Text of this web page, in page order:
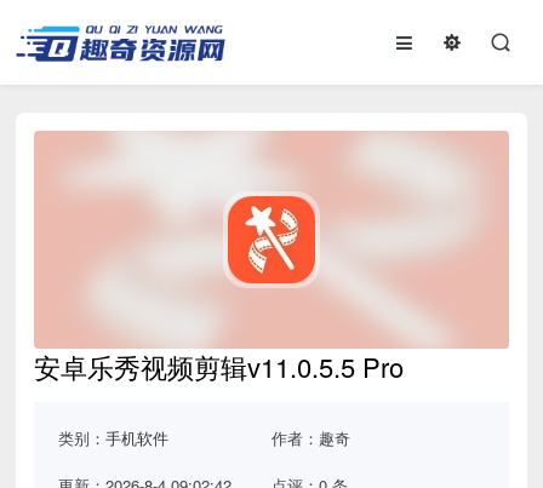
安卓乐秀视频剪辑v11.0.5.5 Pro
类别：手机软件 作者：趣奇